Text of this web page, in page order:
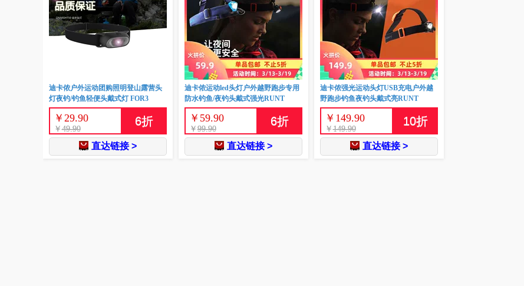
迪卡侬户外运动团购照明登山露营头
灯夜钓/钓鱼轻便头戴式灯 FOR3
￥ 29.90
￥49.90
6折
直达链接 >
迪卡侬运动led头灯户外越野跑步专用
防水钓鱼/夜钓头戴式强光RUNT
￥ 59.90
￥99.90
6折
直达链接 >
迪卡侬强光运动头灯USB充电户外越
野跑步钓鱼夜钓头戴式亮RUNT
￥ 149.90
￥149.90
10折
直达链接 >